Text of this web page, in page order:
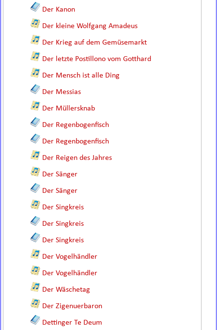
Der Kanon
Der kleine Wolfgang Amadeus
Der Krieg auf dem Gemüsemarkt
Der letzte Postillono vom Gotthard
Der Mensch ist alle Ding
Der Messias
Der Müllersknab
Der Regenbogenfisch
Der Regenbogenfisch
Der Reigen des Jahres
Der Sänger
Der Sänger
Der Singkreis
Der Singkreis
Der Singkreis
Der Vogelhändler
Der Vogelhändler
Der Wäschetag
Der Zigenuerbaron
Dettinger Te Deum